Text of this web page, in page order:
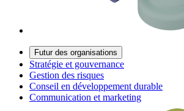
Futur des organisations
Stratégie et gouvernance
Gestion des risques
Conseil en développement durable
Communication et marketing